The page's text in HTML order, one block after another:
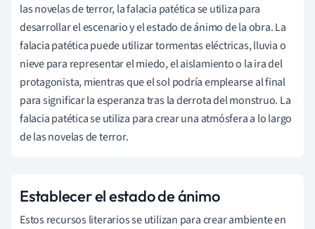
las novelas de terror, la falacia patética se utiliza para
desarrollar el escenario y el estado de ánimo de la obra. La
falacia patética puede utilizar tormentas eléctricas, lluvia o
nieve para representar el miedo, el aislamiento o la ira del
protagonista, mientras que el sol podría emplearse al final
para significar la esperanza tras la derrota del monstruo. La
falacia patética se utiliza para crear una atmósfera a lo largo
de las novelas de terror.
Establecer el estado de ánimo
Estos recursos literarios se utilizan para crear ambiente en